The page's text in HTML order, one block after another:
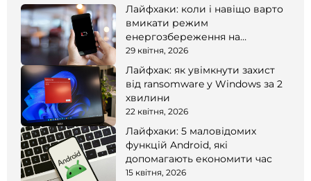
Лайфхаки: коли і навіщо варто
вмикати режим
енергозбереження на
смартфоні
29 квітня, 2026
Лайфхак: як увімкнути захист
від ransomware у Windows за 2
хвилини
22 квітня, 2026
Лайфхаки: 5 маловідомих
функцій Android, які
допомагають економити час
15 квітня, 2026